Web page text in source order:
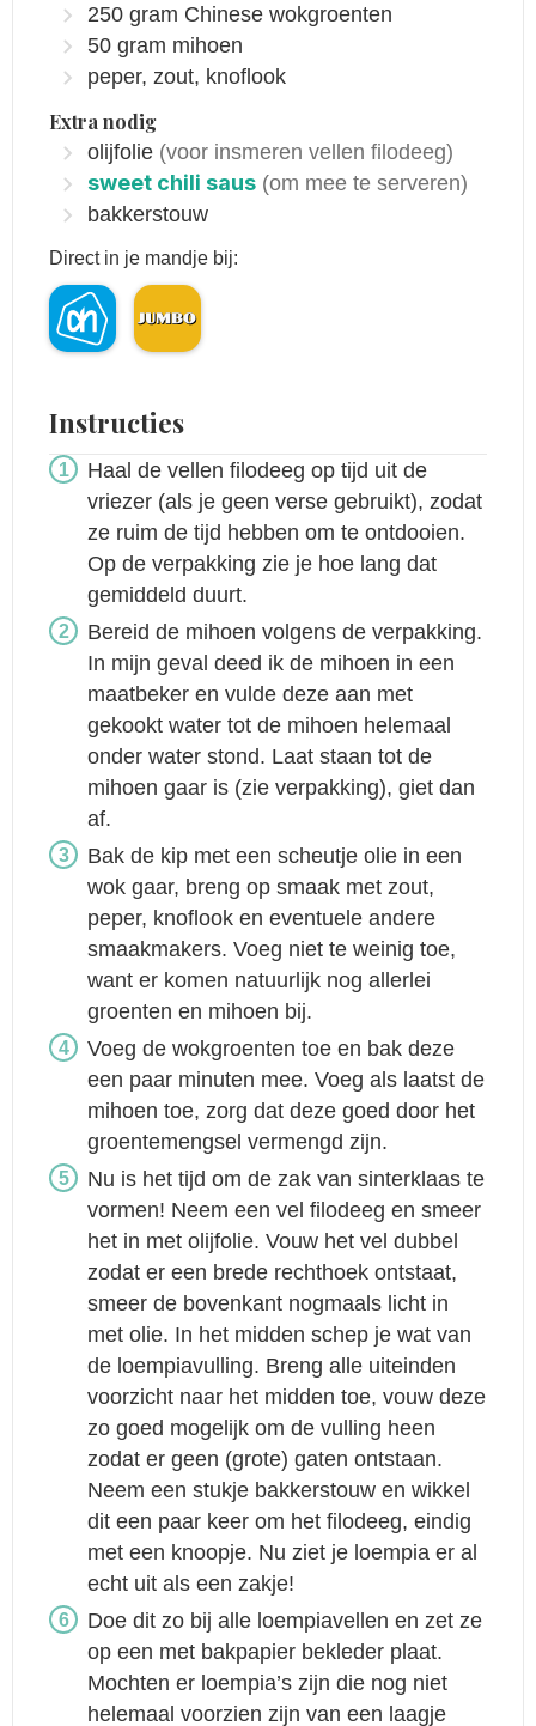
250 gram Chinese wokgroenten
50 gram mihoen
peper, zout, knoflook
Extra nodig
olijfolie (voor insmeren vellen filodeeg)
sweet chili saus (om mee te serveren)
bakkerstouw
Direct in je mandje bij:
Instructies
Haal de vellen filodeeg op tijd uit de
vriezer (als je geen verse gebruikt), zodat
ze ruim de tijd hebben om te ontdooien.
Op de verpakking zie je hoe lang dat
gemiddeld duurt.
Bereid de mihoen volgens de verpakking.
In mijn geval deed ik de mihoen in een
maatbeker en vulde deze aan met
gekookt water tot de mihoen helemaal
onder water stond. Laat staan tot de
mihoen gaar is (zie verpakking), giet dan
af.
Bak de kip met een scheutje olie in een
wok gaar, breng op smaak met zout,
peper, knoflook en eventuele andere
smaakmakers. Voeg niet te weinig toe,
want er komen natuurlijk nog allerlei
groenten en mihoen bij.
Voeg de wokgroenten toe en bak deze
een paar minuten mee. Voeg als laatst de
mihoen toe, zorg dat deze goed door het
groentemengsel vermengd zijn.
Nu is het tijd om de zak van sinterklaas te
vormen! Neem een vel filodeeg en smeer
het in met olijfolie. Vouw het vel dubbel
zodat er een brede rechthoek ontstaat,
smeer de bovenkant nogmaals licht in
met olie. In het midden schep je wat van
de loempiavulling. Breng alle uiteinden
voorzicht naar het midden toe, vouw deze
zo goed mogelijk om de vulling heen
zodat er geen (grote) gaten ontstaan.
Neem een stukje bakkerstouw en wikkel
dit een paar keer om het filodeeg, eindig
met een knoopje. Nu ziet je loempia er al
echt uit als een zakje!
Doe dit zo bij alle loempiavellen en zet ze
op een met bakpapier bekleder plaat.
Mochten er loempia’s zijn die nog niet
helemaal voorzien zijn van een laagje